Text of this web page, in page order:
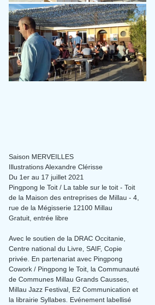
Saison MERVEILLES
Illustrations Alexandre Clérisse
Du 1er au 17 juillet 2021
Pingpong le Toit / La table sur le toit - Toit
de la Maison des entreprises de Millau - 4,
rue de la Mégisserie 12100 Millau
Gratuit, entrée libre
Avec le soutien de la DRAC Occitanie,
Centre national du Livre, SAIF, Copie
privée. En partenariat avec Pingpong
Cowork / Pingpong le Toit, la Communauté
de Communes Millau Grands Causses,
Millau Jazz Festival, E2 Communication et
la librairie Syllabes. Evénement labellisé